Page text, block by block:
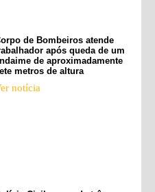
de Bombeiros atende
após queda de um
de aproximadamente
metros de altura
notícia